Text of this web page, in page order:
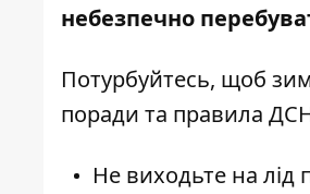
небезпечно
Потурбуйтесь, щоб
поради та правила
Не виходьте на лід